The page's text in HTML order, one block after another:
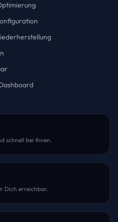
schnell bei Ihnen.
Dich erreichbar.